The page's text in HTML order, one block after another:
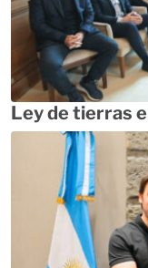
Ley de tierras